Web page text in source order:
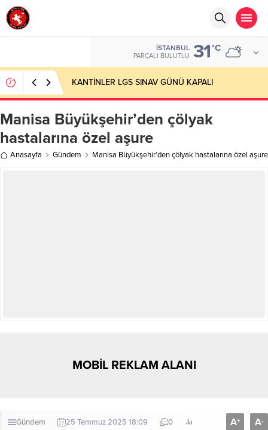
İSTANBUL
PARÇALI BULUTLU 31°C
KANTİNLER LGS SINAV GÜNÜ KAPALI
Manisa Büyükşehir’den çölyak
hastalarına özel aşure
Anasayfa Gündem Manisa Büyükşehir’den çölyak hastalarına özel aşure
MOBİL REKLAM ALANI
Gündem 25 Temmuz 2025 18:09 0 A+ A-